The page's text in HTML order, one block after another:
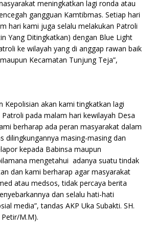
meningkatkan lagi ronda atau
gangguan Kamtibmas. Setiap hari
hari kami juga selalu melakukan Patroli
Yang Ditingkatkan) dengan Blue Light
ke wilayah yang di anggap rawan baik
Kecamatan Tunjung Teja”,
Kepolisian akan kami tingkatkan lagi
pada malam hari kewilayah Desa
berharap ada peran masyarakat dalam
dilingkungannya masing-masing dan
kepada Babinsa maupun
mengetahui adanya suatu tindak
dan kami berharap agar masyarakat
atau medsos, tidak percaya berita
dan selalu hati-hati
media”, tandas AKP Uka Subakti. SH.
M.M).